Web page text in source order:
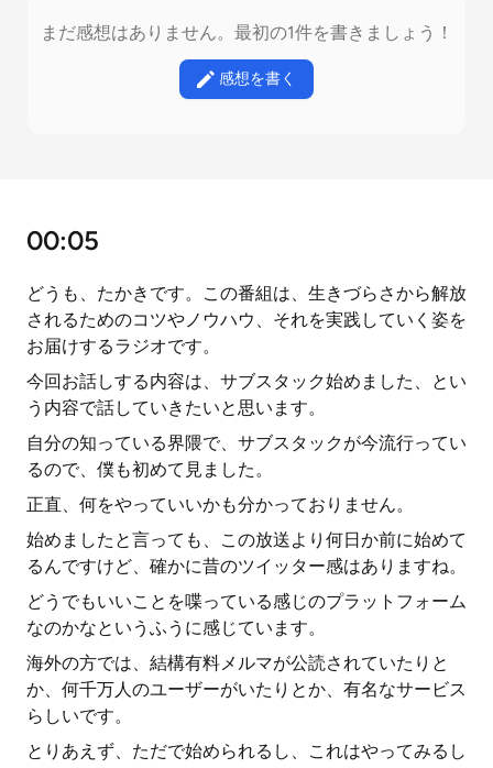
まだ感想はありません。最初の1件を書きましょう！
感想を書く
00:05
どうも、たかきです。この番組は、生きづらさから解放
されるためのコツやノウハウ、それを実践していく姿を
お届けするラジオです。
今回お話しする内容は、サブスタック始めました、とい
う内容で話していきたいと思います。
自分の知っている界隈で、サブスタックが今流行ってい
るので、僕も初めて見ました。
正直、何をやっていいかも分かっておりません。
始めましたと言っても、この放送より何日か前に始めて
るんですけど、確かに昔のツイッター感はありますね。
どうでもいいことを喋っている感じのプラットフォーム
なのかなというふうに感じています。
海外の方では、結構有料メルマが公読されていたりと
か、何千万人のユーザーがいたりとか、有名なサービス
らしいです。
とりあえず、ただで始められるし、これはやってみるし